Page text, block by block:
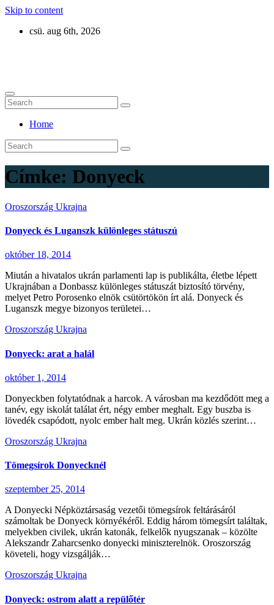
Skip to content
csü. aug 6th, 2026
Home
Címke: Donyeck
Oroszország Ukrajna
Donyeck és Luganszk különleges státuszú
október 18, 2014
Miután a hivatalos ukrán parlamenti lap is publikálta, életbe lépett
Ukrajnában a Donbassz különleges státuszát biztosító törvény,
melyet Petro Porosenko elnök csütörtökön írt alá. Donyeck és
Luganszk megye bizonyos területei…
Oroszország Ukrajna
Donyeck: arat a halál
október 1, 2014
Donyeckben folytatódnak a harcok. A városban ma kezdődött meg a
tanév, egy iskolát találat ért, négy ember meghalt. Egy buszba is
lövedék csapódott, nyolc ember halt meg. Ukrán közlés szerint…
Oroszország Ukrajna
Tömegsírok Donyecknél
szeptember 25, 2014
A Donyecki Népköztársaság vezetői tömegsírok feltárásáról
számoltak be Donyeck környékéről. Eddig három tömegsírt találtak,
melyekben civilek, ukrán katonák, felkelők nyugszanak – közölte
Alekszandr Zaharcsenko donyecki miniszterelnök. Oroszország
követeli, hogy vizsgálják…
Oroszország Ukrajna
Donyeck: ostrom alatt a repülőtér